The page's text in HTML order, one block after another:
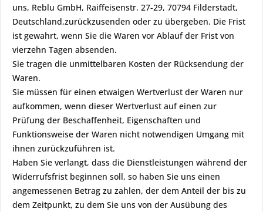
uns, Reblu GmbH, Raiffeisenstr. 27-29, 70794 Filderstadt,
Deutschland,zurückzusenden oder zu übergeben. Die Frist
ist gewahrt, wenn Sie die Waren vor Ablauf der Frist von
vierzehn Tagen absenden.
Sie tragen die unmittelbaren Kosten der Rücksendung der
Waren.
Sie müssen für einen etwaigen Wertverlust der Waren nur
aufkommen, wenn dieser Wertverlust auf einen zur
Prüfung der Beschaffenheit, Eigenschaften und
Funktionsweise der Waren nicht notwendigen Umgang mit
ihnen zurückzuführen ist.
Haben Sie verlangt, dass die Dienstleistungen während der
Widerrufsfrist beginnen soll, so haben Sie uns einen
angemessenen Betrag zu zahlen, der dem Anteil der bis zu
dem Zeitpunkt, zu dem Sie uns von der Ausübung des